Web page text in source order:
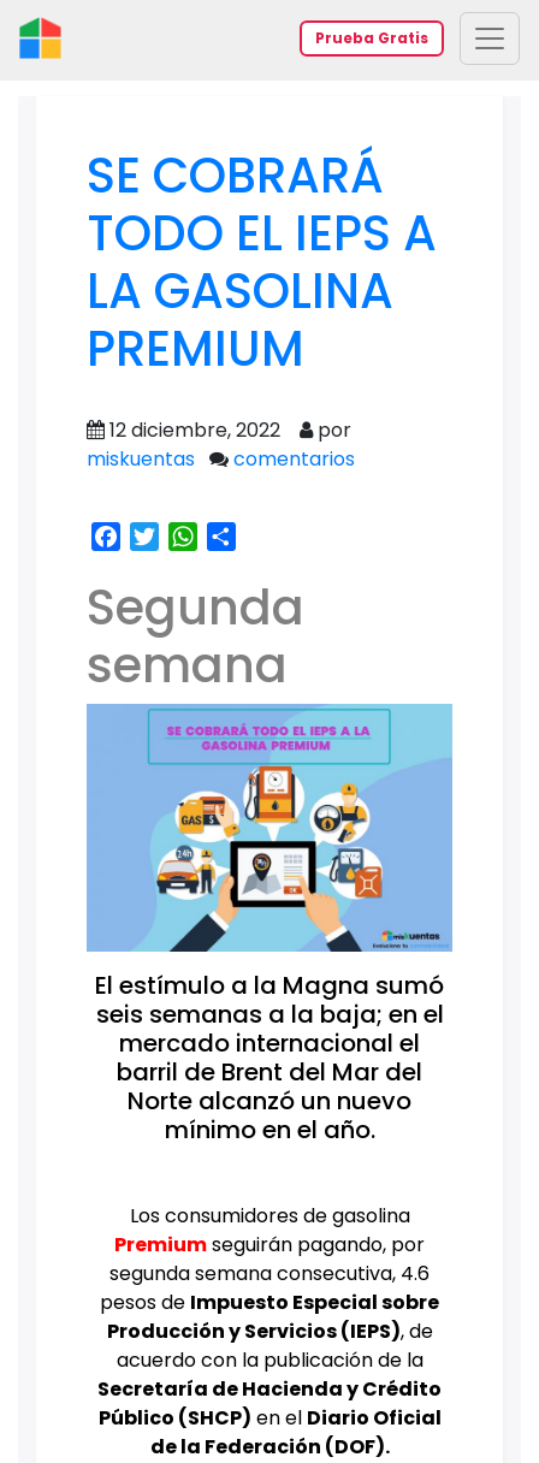
Prueba Gratis
SE COBRARÁ
TODO EL IEPS A
LA GASOLINA
PREMIUM
12 diciembre, 2022
por
miskuentas
comentarios
Facebook
TwitterWhatsApp
Segunda
semana
El estímulo a la Magna sumó
seis semanas a la baja; en el
mercado internacional el
barril de Brent del Mar del
Norte alcanzó un nuevo
mínimo en el año.
Los consumidores de gasolina
Premiumseguirán pagando, por
segunda semana consecutiva, 4.6
pesos de Impuesto Especial sobre
Producción y Servicios (IEPS), de
acuerdo con la publicación de la
Secretaría de Hacienda y Crédito
Público (SHCP) en el Diario Oficial
de la Federación (DOF).